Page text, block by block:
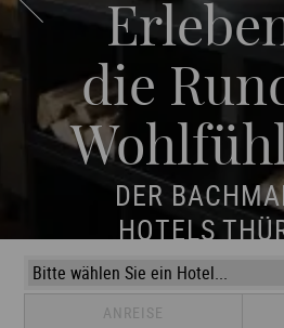
die
DER
HOTELS
ANREISE